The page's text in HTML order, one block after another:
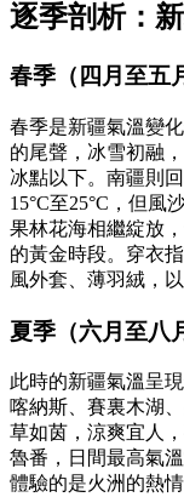
逐季剖析：
春季（四月至五
春季是新疆氣溫變
的尾聲，冰雪初融
冰點以下。南疆則
15°C至25°C，但風
果林花海相繼綻放
的黃金時段。穿衣
風外套、薄羽絨，
夏季（六月至八
此時的新疆氣溫呈
喀納斯、賽裏木湖
草如茵，涼爽宜人
魯番，日間最高氣溫
體驗的是火洲的熱